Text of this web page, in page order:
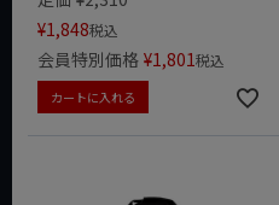
¥1,848税込
会員特別価格 ¥1,801税込
カートに入れる